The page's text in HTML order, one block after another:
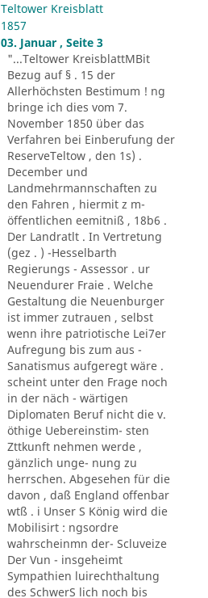
Teltower Kreisblatt
1857
03. Januar , Seite 3
"...Teltower KreisblattMBit
Bezug auf § . 15 der
Allerhöchsten Bestimum ! ng
bringe ich dies vom 7.
November 1850 über das
Verfahren bei Einberufung der
ReserveTeltow , den 1s) .
December und
Landmehrmannschaften zu
den Fahren , hiermit z m-
öffentlichen eemitniß , 18b6 .
Der Landratlt . In Vertretung
(gez . ) -Hesselbarth
Regierungs - Assessor . ur
Neuendurer Fraie . Welche
Gestaltung die Neuenburger
ist immer zutrauen , selbst
wenn ihre patriotische Lei7er
Aufregung bis zum aus -
Sanatismus aufgeregt wäre .
scheint unter den Frage noch
in der näch - wärtigen
Diplomaten Beruf nicht die v.
öthige Uebereinstim- sten
Zttkunft nehmen werde ,
gänzlich unge- nung zu
herrschen. Abgesehen für die
davon , daß England offenbar
wtß . i Unser S König wird die
Mobilisirt : ngsordre
wahrscheinmn der- Scluveize
Der Vun - insgeheimt
Sympathien luirechthaltung
des SchwerS lich noch bis